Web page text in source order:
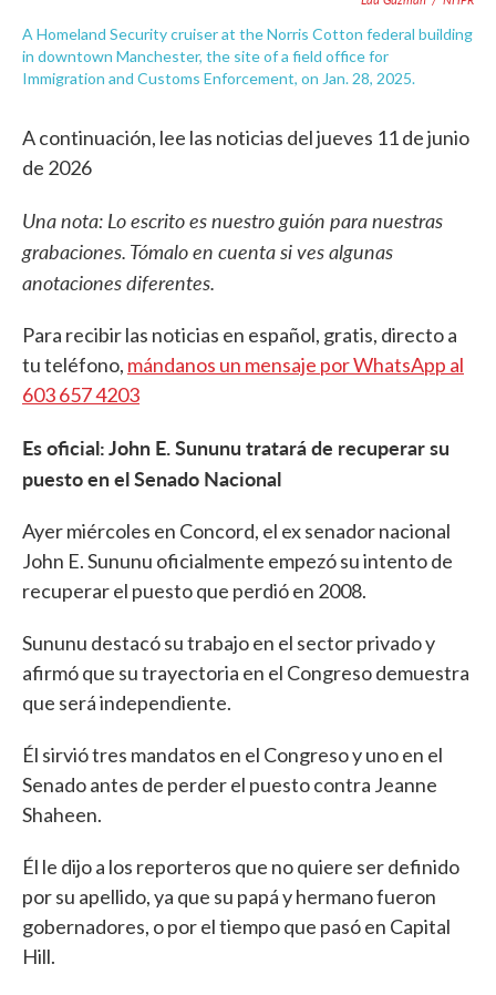
A Homeland Security cruiser at the Norris Cotton federal building
in downtown Manchester, the site of a field office for
Immigration and Customs Enforcement, on Jan. 28, 2025.
A continuación, lee las noticias del jueves 11 de junio
de 2026
Una nota: Lo escrito es nuestro guión para nuestras
grabaciones. Tómalo en cuenta si ves algunas
anotaciones diferentes.
Para recibir las noticias en español, gratis, directo a
tu teléfono, mándanos un mensaje por WhatsApp al
603 657 4203
Es oficial: John E. Sununu tratará de recuperar su
puesto en el Senado Nacional
Ayer miércoles en Concord, el ex senador nacional
John E. Sununu oficialmente empezó su intento de
recuperar el puesto que perdió en 2008.
Sununu destacó su trabajo en el sector privado y
afirmó que su trayectoria en el Congreso demuestra
que será independiente.
Él sirvió tres mandatos en el Congreso y uno en el
Senado antes de perder el puesto contra Jeanne
Shaheen.
Él le dijo a los reporteros que no quiere ser definido
por su apellido, ya que su papá y hermano fueron
gobernadores, o por el tiempo que pasó en Capital
Hill.